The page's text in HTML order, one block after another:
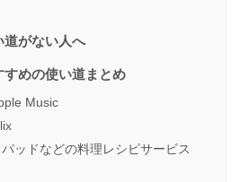
道がない人へ
めの使い道まとめ
Music
ッドなどの料理レシピサービス